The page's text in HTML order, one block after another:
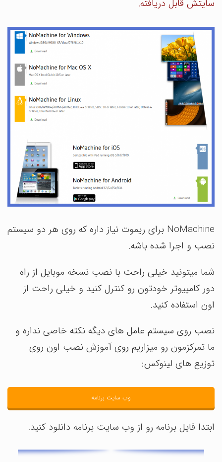
سایتش قابل دریافته.
NoMachine برای ریموت نیاز داره که روی هر دو سیستم
نصب و اجرا شده باشه.
شما میتونید خیلی راحت با نصب نسخه موبایل از راه
دور کامپیوتر خودتون رو کنترل کنید و خیلی راحت از
اون استفاده کنید.
نصب روی سیستم عامل های دیگه نکته خاصی نداره و
ما تمرکزمون رو میزاریم روی آموزش نصب اون روی
توزیع های لینوکس:
وب سایت برنامه
ابتدا فایل برنامه رو از وب سایت برنامه دانلود کنید.